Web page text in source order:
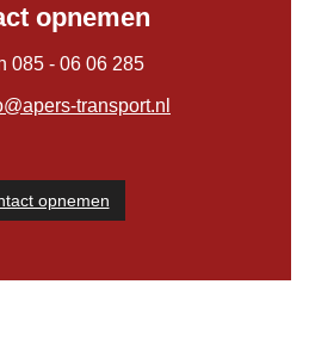
opnemen
085 - 06 06 285
transport.nl
opnemen